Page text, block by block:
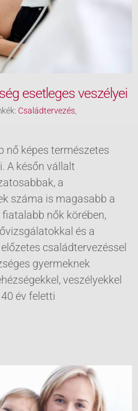
esetleges veszélyei
Családtervezés
nő képes természetes
A későn vállalt
a
száma is magasabb a
nők körében,
és a
családtervezéssel
gyermeknek
veszélyekkel
év feletti